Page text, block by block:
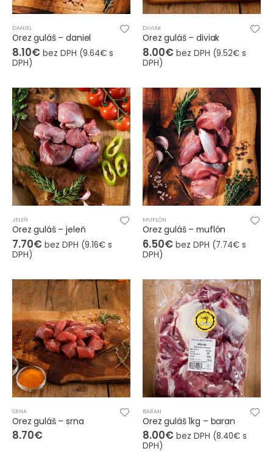
DANIEL
Orez guláš – daniel
8.10€ bez DPH (9.64€ s
DPH)
DIVIAK
Orez guláš – diviak
8.00€ bez DPH (9.52€ s
DPH)
JELEŇ
Orez guláš – jeleň
7.70€ bez DPH (9.16€ s
DPH)
MUFLÓN
Orez guláš – muflón
6.50€ bez DPH (7.74€ s
DPH)
SRNA
Orez guláš – srna
8.70€
BARAN
Orez guláš 1kg – baran
8.00€ bez DPH (8.40€ s
DPH)